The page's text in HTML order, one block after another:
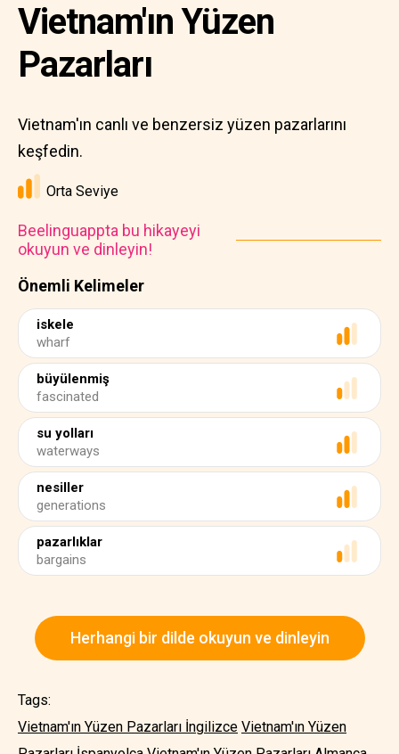
Önemli Kelimeler
iskele
wharf
büyülenmiş
fascinated
su yolları
waterways
nesiller
generations
pazarlıklar
bargains
Vietnam'ın Yüzen
Pazarları
Vietnam'ın canlı ve benzersiz yüzen pazarlarını
keşfedin.
Orta Seviye
Beelinguappta bu hikayeyi
okuyun ve dinleyin!
Herhangi bir dilde okuyun ve dinleyin
Tags:
Vietnam'ın Yüzen Pazarları İngilizce Vietnam'ın Yüzen